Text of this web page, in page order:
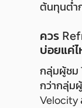
ต้นทุนต่ำ
ควร
บ่อยแค่ไ
กลุ่มผู้ชม
กว่ากลุ่ม
Velocity